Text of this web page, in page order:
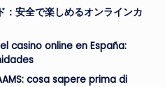
安全で楽しめるオンラインカ
casino online en España:
cosa sapere prima di